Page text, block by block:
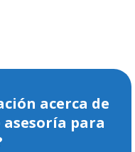
acerca de
para